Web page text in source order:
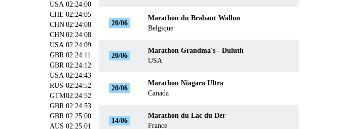
USA 02:24:00
CHE 02:24:05
CHN 02:24:08
CHN 02:24:08
USA 02:24:09
GBR 02:24:11
GBR 02:24:12
USA 02:24:43
RUS 02:24:52
GTM02:24:52
GBR 02:24:53
GBR 02:25:00
AUS 02:25:01
20/06
Marathon du Brabant Wallon
Belgique
20/06
Marathon Grandma's - Duluth
USA
20/06
Marathon Niagara Ultra
Canada
14/06
Marathon du Lac du Der
France